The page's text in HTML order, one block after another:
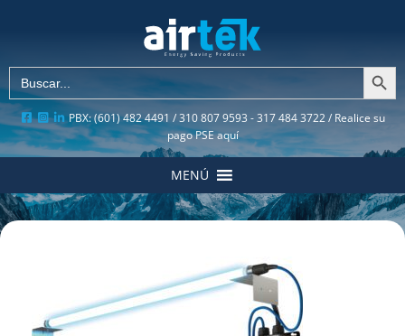
Buscar: Botón de
PBX: (601) 482 4491 / 310 807 9593 - 317 484 3722 / Realice su
pago PSE aquí
MENÚ